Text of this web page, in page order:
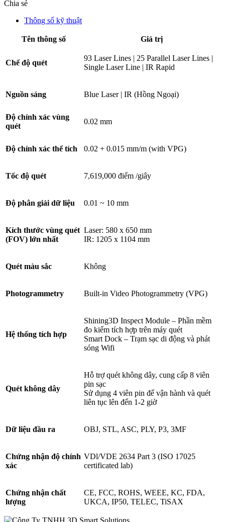
Chia sẻ
Thông số kỹ thuật
Tên thông số Giá trị
Chế độ quét
93 Laser Lines | 25 Parallel Laser Lines |
Single Laser Line | IR Rapid
Nguồn sáng Blue Laser | IR (Hồng Ngoại)
Độ chính xác vùng
quét
0.02 mm
Độ chính xác thể tích 0.02 + 0.015 mm/m (with VPG)
Tốc độ quét 7,619,000 điểm /giây
Độ phân giải dữ liệu 0.01 ~ 10 mm
Kích thước vùng quét
(FOV) lớn nhất
Laser: 580 x 650 mm
IR: 1205 x 1104 mm
Quét màu sắc Không
Photogrammetry Built-in Video Photogrammetry (VPG)
Hệ thống tích hợp
Shining3D Inspect Module – Phần mềm
đo kiểm tích hợp trên máy quét
Smart Dock – Trạm sạc di động và phát
sóng Wifi
Quét không dây
Hỗ trợ quét không dây, cung cấp 8 viên
pin sạc
Sử dụng 4 viên pin để vận hành và quét
liên tục lên đến 1-2 giờ
Dữ liệu đầu ra OBJ, STL, ASC, PLY, P3, 3MF
Chứng nhận độ chính
xác
VDl/VDE 2634 Part 3 (ISO 17025
certificated lab)
Chứng nhận chất
lượng
CE, FCC, ROHS, WEEE, KC, FDA,
UKCA, IP50, TELEC, TiSAX